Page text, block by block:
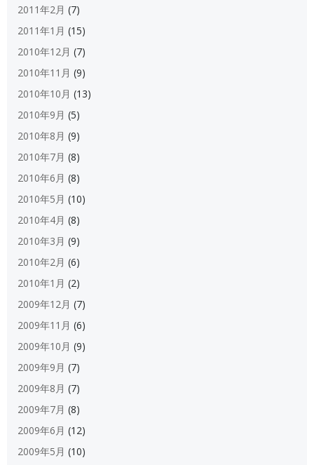
2011年2月 (7)
2011年1月 (15)
2010年12月 (7)
2010年11月 (9)
2010年10月 (13)
2010年9月 (5)
2010年8月 (9)
2010年7月 (8)
2010年6月 (8)
2010年5月 (10)
2010年4月 (8)
2010年3月 (9)
2010年2月 (6)
2010年1月 (2)
2009年12月 (7)
2009年11月 (6)
2009年10月 (9)
2009年9月 (7)
2009年8月 (7)
2009年7月 (8)
2009年6月 (12)
2009年5月 (10)